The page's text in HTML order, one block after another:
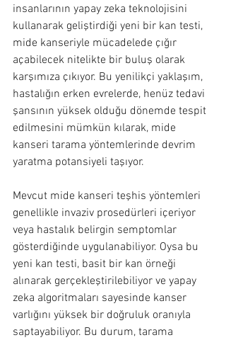
insanlarının yapay zeka teknolojisini
kullanarak geliştirdiği yeni bir kan testi,
mide kanseriyle mücadelede çığır
açabilecek nitelikte bir buluş olarak
karşımıza çıkıyor. Bu yenilikçi yaklaşım,
hastalığın erken evrelerde, henüz tedavi
şansının yüksek olduğu dönemde tespit
edilmesini mümkün kılarak, mide
kanseri tarama yöntemlerinde devrim
yaratma potansiyeli taşıyor.
Mevcut mide kanseri teşhis yöntemleri
genellikle invaziv prosedürleri içeriyor
veya hastalık belirgin semptomlar
gösterdiğinde uygulanabiliyor. Oysa bu
yeni kan testi, basit bir kan örneği
alınarak gerçekleştirilebiliyor ve yapay
zeka algoritmaları sayesinde kanser
varlığını yüksek bir doğruluk oranıyla
saptayabiliyor. Bu durum, tarama